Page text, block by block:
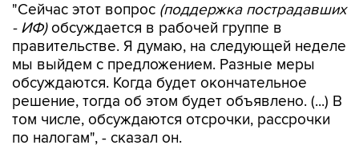
"Сейчас этот вопрос (поддержка пострадавших
- ИФ)обсуждается в рабочей группе в
правительстве. Я думаю, на следующей неделе
мы выйдем с предложением. Разные меры
обсуждаются. Когда будет окончательное
решение, тогда об этом будет объявлено. (...) В
том числе, обсуждаются отсрочки, рассрочки
по налогам", - сказал он.